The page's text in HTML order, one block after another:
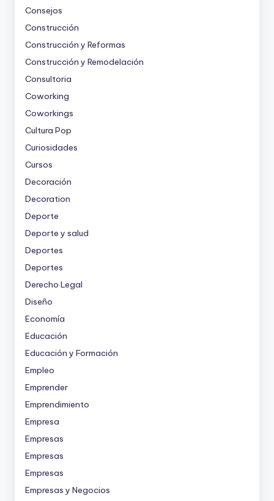
Consejos
Construcción
Construcción y Reformas
Construcción y Remodelación
Consultoria
Coworking
Coworkings
Cultura Pop
Curiosidades
Cursos
Decoración
Decoration
Deporte
Deporte y salud
Deportes
Deportes
Derecho Legal
Diseño
Economía
Educación
Educación y Formación
Empleo
Emprender
Emprendimiento
Empresa
Empresas
Empresas
Empresas
Empresas y Negocios